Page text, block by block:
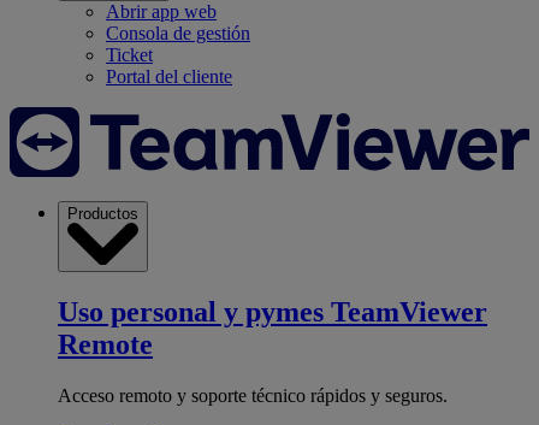
Abrir app web
Consola de gestión
Ticket
Portal del cliente
Productos
Uso personal y pymes TeamViewer
Remote
Acceso remoto y soporte técnico rápidos y seguros.